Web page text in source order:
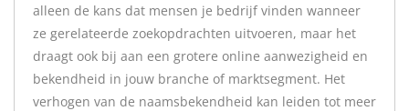
alleen de kans dat mensen je bedrijf vinden wanneer
ze gerelateerde zoekopdrachten uitvoeren, maar het
draagt ook bij aan een grotere online aanwezigheid en
bekendheid in jouw branche of marktsegment. Het
verhogen van de naamsbekendheid kan leiden tot meer